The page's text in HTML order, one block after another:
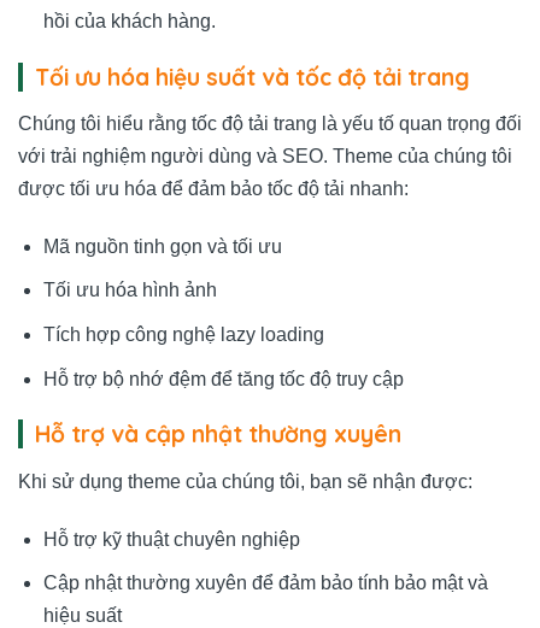
hồi của khách hàng.
Tối ưu hóa hiệu suất và tốc độ tải trang
Chúng tôi hiểu rằng tốc độ tải trang là yếu tố quan trọng đối
với trải nghiệm người dùng và SEO. Theme của chúng tôi
được tối ưu hóa để đảm bảo tốc độ tải nhanh:
Mã nguồn tinh gọn và tối ưu
Tối ưu hóa hình ảnh
Tích hợp công nghệ lazy loading
Hỗ trợ bộ nhớ đệm để tăng tốc độ truy cập
Hỗ trợ và cập nhật thường xuyên
Khi sử dụng theme của chúng tôi, bạn sẽ nhận được:
Hỗ trợ kỹ thuật chuyên nghiệp
Cập nhật thường xuyên để đảm bảo tính bảo mật và
hiệu suất